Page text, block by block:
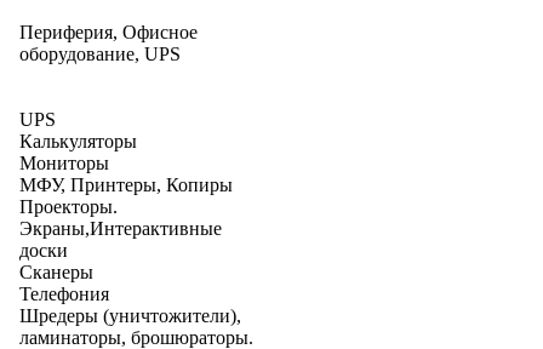
Периферия, Офисное
оборудование, UPS
UPS
Калькуляторы
Мониторы
МФУ, Принтеры, Копиры
Проекторы.
Экраны,Интерактивные
доски
Сканеры
Телефония
Шредеры (уничтожители),
ламинаторы, брошюраторы.